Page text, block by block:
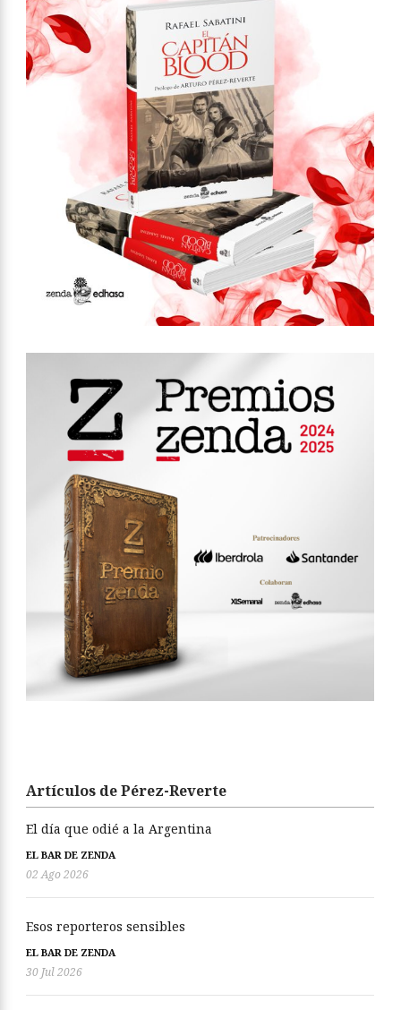
Artículos de Pérez-Reverte
El día que odié a la Argentina
EL BAR DE ZENDA
02 Ago 2026
Esos reporteros sensibles
EL BAR DE ZENDA
30 Jul 2026